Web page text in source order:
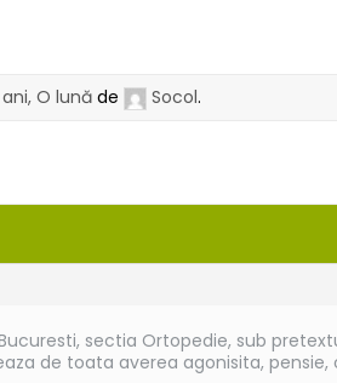
O lunăde Socol.
Bucuresti, sectia Ortopedie, sub
de toata averea agonisita, pensie,